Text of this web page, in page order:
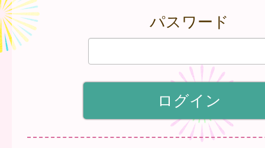
パスワード